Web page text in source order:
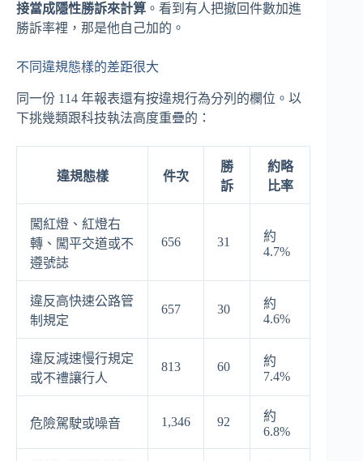
接當成隱性勝訴來計算 。看到有人把撤回件數加進
勝訴率裡，那是他自己加的。
不同違規態樣的差距很大
同一份 114 年報表還有按違規行為分列的欄位。以
下挑幾類跟科技執法高度重疊的：
違規態樣 件次
勝
訴
約略
比率
闖紅燈、紅燈右
轉、闖平交道或不
遵號誌
656 31
約
4.7%
違反高快速公路管
制規定
657 30
約
4.6%
違反減速慢行規定
或不禮讓行人
813 60
約
7.4%
危險駕駛或噪音 1,346 92
約
6.8%